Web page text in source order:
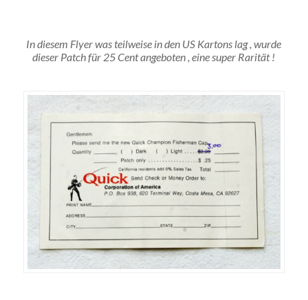
In diesem Flyer was teilweise in den US Kartons lag , wurde
dieser Patch für 25 Cent angeboten , eine super Rarität !